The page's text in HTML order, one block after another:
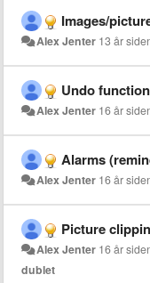
Images/
Alex Jenter 13 år
Undo function
Alex Jenter 16 år
Alarms
Alex Jenter 16 år
Picture
Alex Jenter 16 år
dublet